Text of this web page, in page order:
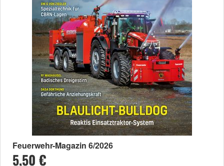
Feuerwehr-Magazin 6/2026
5,50 €